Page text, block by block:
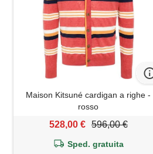
Maison Kitsuné cardigan a righe -
rosso
528,00 € 596,00 €
Sped. gratuita